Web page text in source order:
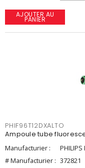
AJOUTER AU
PANIER
PHIF96T12DXALTO
Ampoule tube
Manufacturier :
PHILIPS
# Manufacturier : 372821